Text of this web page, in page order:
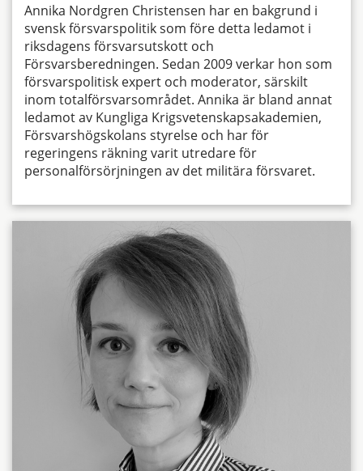
Annika Nordgren Christensen har en bakgrund i
svensk försvarspolitik som före detta ledamot i
riksdagens försvarsutskott och
Försvarsberedningen. Sedan 2009 verkar hon som
försvarspolitisk expert och moderator, särskilt
inom totalförsvarsområdet. Annika är bland annat
ledamot av Kungliga Krigsvetenskapsakademien,
Försvarshögskolans styrelse och har för
regeringens räkning varit utredare för
personalförsörjningen av det militära försvaret.